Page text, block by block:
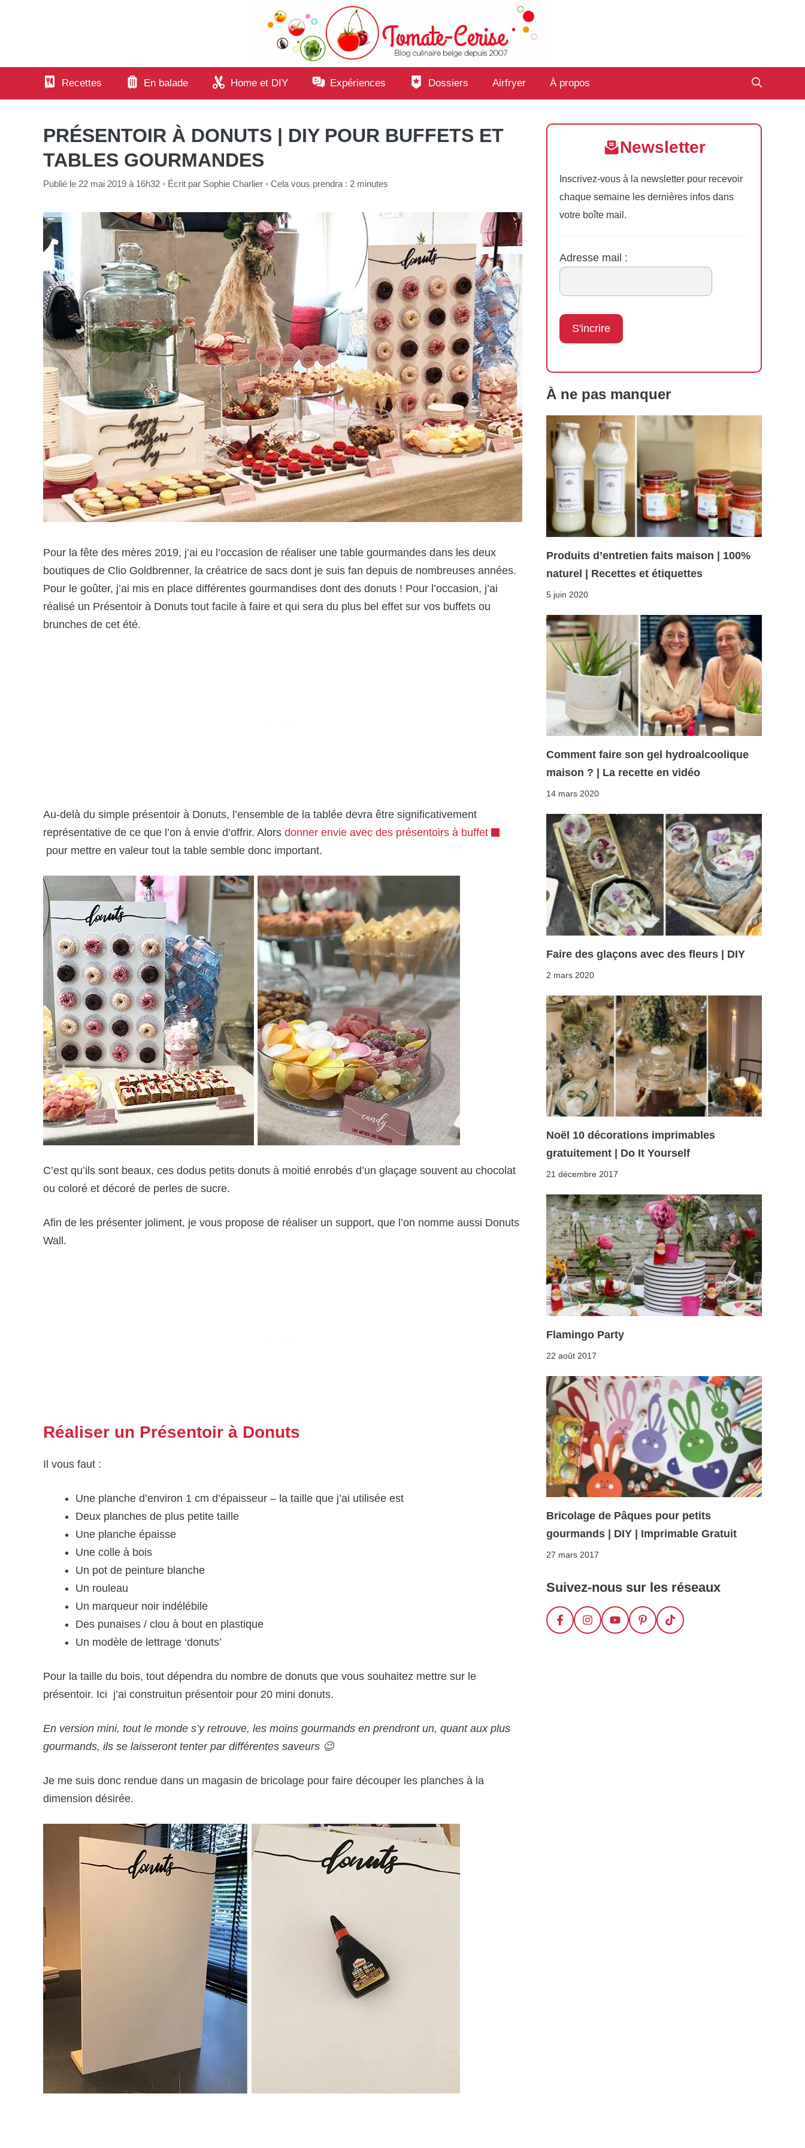
Recettes En balade Home et DIY Expériences Dossiers Airfryer À propos
PRÉSENTOIR À DONUTS | DIY POUR BUFFETS ET
TABLES GOURMANDES
Publié le 22 mai 2019 à 16h32 • Écrit par Sophie Charlier • Cela vous prendra : 2 minutes
Pour la fête des mères 2019, j’ai eu l’occasion de réaliser une table gourmandes dans les deux
boutiques de Clio Goldbrenner, la créatrice de sacs dont je suis fan depuis de nombreuses années.
Pour le goûter, j’ai mis en place différentes gourmandises dont des donuts ! Pour l’occasion, j’ai
réalisé un Présentoir à Donuts tout facile à faire et qui sera du plus bel effet sur vos buffets ou
brunches de cet été.
Au-delà du simple présentoir à Donuts, l’ensemble de la tablée devra être significativement
représentative de ce que l’on à envie d’offrir. Alors donner envie avec des présentoirs à buffet
pour mettre en valeur tout la table semble donc important.
C’est qu’ils sont beaux, ces dodus petits donuts à moitié enrobés d’un glaçage souvent au chocolat
ou coloré et décoré de perles de sucre.
Afin de les présenter joliment, je vous propose de réaliser un support, que l’on nomme aussi Donuts
Wall.
Réaliser un Présentoir à Donuts
Il vous faut :
Une planche d’environ 1 cm d’épaisseur – la taille que j’ai utilisée est
Deux planches de plus petite taille
Une planche épaisse
Une colle à bois
Un pot de peinture blanche
Un rouleau
Un marqueur noir indélébile
Des punaises / clou à bout en plastique
Un modèle de lettrage ‘donuts’
Pour la taille du bois, tout dépendra du nombre de donuts que vous souhaitez mettre sur le
présentoir. Ici j’ai construitun présentoir pour 20 mini donuts.
En version mini, tout le monde s’y retrouve, les moins gourmands en prendront un, quant aux plus
gourmands, ils se laisseront tenter par différentes saveurs 😉
Je me suis donc rendue dans un magasin de bricolage pour faire découper les planches à la
dimension désirée.
Newsletter
Inscrivez-vous à la newsletter pour recevoir
chaque semaine les dernières infos dans
votre boîte mail.
Adresse mail :
À ne pas manquer
Produits d’entretien faits maison | 100%
naturel | Recettes et étiquettes
5 juin 2020
Comment faire son gel hydroalcoolique
maison ? | La recette en vidéo
14 mars 2020
Faire des glaçons avec des fleurs | DIY
2 mars 2020
Noël 10 décorations imprimables
gratuitement | Do It Yourself
21 décembre 2017
Flamingo Party
22 août 2017
Bricolage de Pâques pour petits
gourmands | DIY | Imprimable Gratuit
27 mars 2017
Suivez-nous sur les réseaux